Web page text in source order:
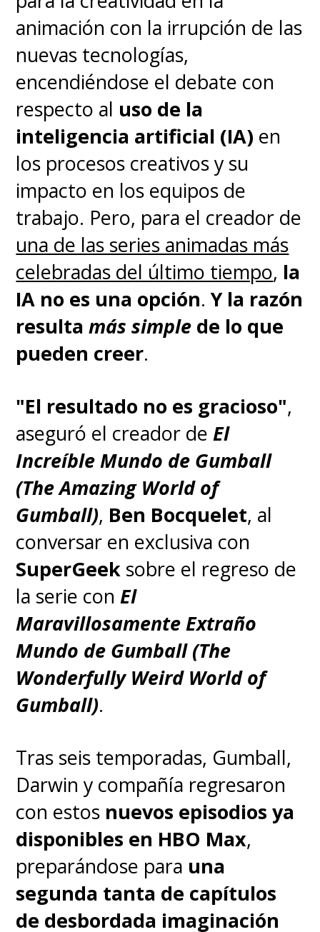
animación con la irrupción de las
nuevas tecnologías,
encendiéndose el debate con
respecto al uso de la
inteligencia artificial (IA) en
los procesos creativos y su
impacto en los equipos de
trabajo. Pero, para el creador de
una de las series animadas más
celebradas del último tiempo, la
IA no es una opción.Y la razón
resulta más simple de lo que
pueden creer.
"El resultado no es gracioso",
aseguró el creador deEl
Increíble Mundo de Gumball
(The Amazing World of
Gumball), Ben Bocquelet, al
conversar en exclusiva con
SuperGeek sobre el regreso de
la serie conEl
Maravillosamente Extraño
Mundo de Gumball (The
Wonderfully Weird World of
Gumball).
Tras seis temporadas, Gumball,
Darwin y compañía regresaron
con estos nuevos episodios ya
disponibles en HBO Max,
preparándose para una
segunda tanta de capítulos
de desbordada imaginación